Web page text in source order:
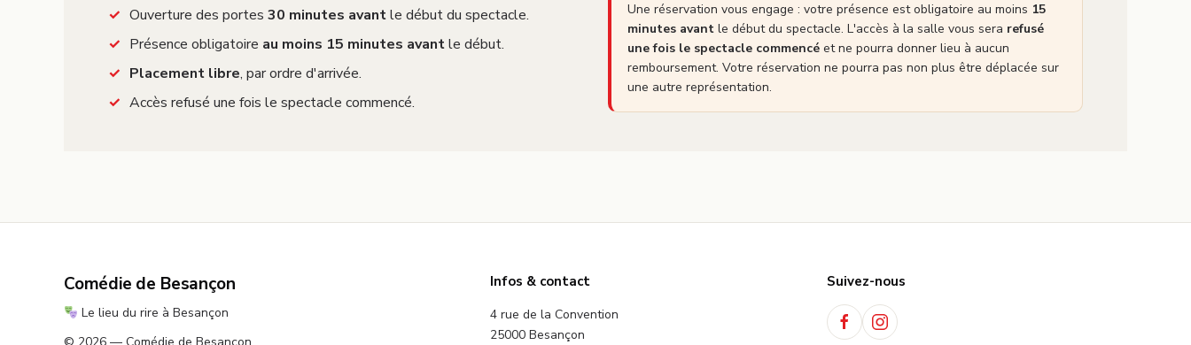
Ouverture des portes 30 minutes avantle début du spectacle.
Présence obligatoire au moins 15 minutes avantle début.
Placement libre, par ordre d'arrivée.
Accès refusé une fois le spectacle commencé.
Une réservation vous engage : votre présence est obligatoire au moins 15
minutes avant le début du spectacle. L'accès à la salle vous sera refusé
une fois le spectacle commencé et ne pourra donner lieu à aucun
remboursement. Votre réservation ne pourra pas non plus être déplacée sur
une autre représentation.
Comédie de Besançon
Le lieu du rire à Besançon
Infos & contact
4 rue de la Convention
25000 Besançon
Suivez-nous